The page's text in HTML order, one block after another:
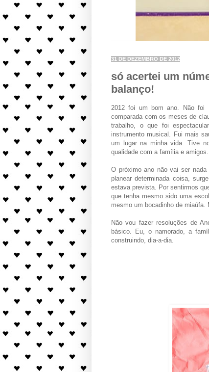
31 DE DEZEMBRO DE 2012
só acertei um
balanço!
2012 foi um bom ano. Não
comparada com os meses de
trabalho, o que foi
instrumento musical. Fui mais
um lugar na minha vida. Tive
qualidade com a família e amigos.
O próximo ano não vai ser
planear determinada coisa,
estava prevista. Por sentirmos
que tenha mesmo sido uma
mesmo um bocadinho de
Não vou fazer resoluções de
básico. Eu, o namorado, a
construindo, dia-a-dia.